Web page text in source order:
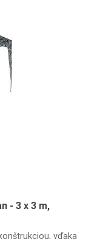
- 3 x 3 m,
vďaka